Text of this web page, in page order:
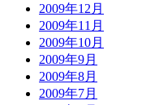
2009年12月
2009年11月
2009年10月
2009年9月
2009年8月
2009年7月